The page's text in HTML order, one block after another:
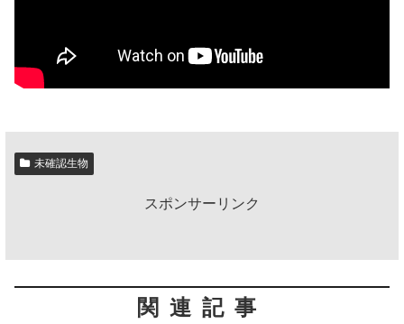
未確認生物
スポンサーリンク
関連記事